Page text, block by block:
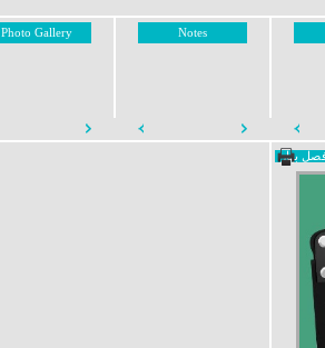
Photo Gallery Notes
بهار